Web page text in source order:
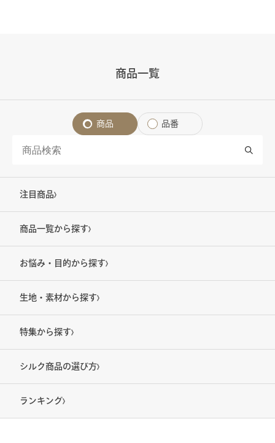
商品一覧
商品 品番
注目商品
商品一覧から探す
お悩み・目的から探す
生地・素材から探す
特集から探す
シルク商品の選び方
ランキング